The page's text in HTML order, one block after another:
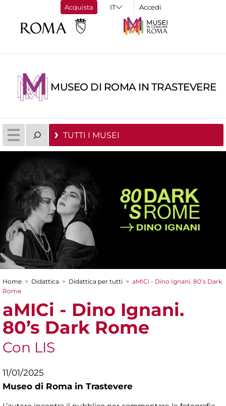
Acquista Accedi
MUSEO DI ROMA IN TRASTEVERE
TUTTI I MUSEI
Tu sei qui
Home > Didattica > Didattica per tutti > aMICi - Dino Ignani. 80’s Dark
Rome
aMICi - Dino Ignani.
80’s Dark Rome
Con LIS
11/01/2025
Museo di Roma in Trastevere